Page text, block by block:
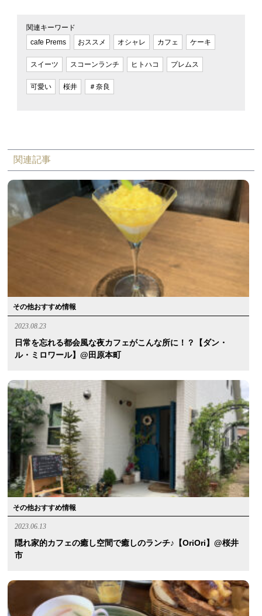
関連キーワード
cafe Prems
おススメ オシャレ カフェ ケーキ
スイーツ スコーンランチ ヒトハコ プレムス
可愛い 桜井 ＃奈良
関連記事
その他おすすめ情報
2023.08.23
日常を忘れる都会風な夜カフェがこんな所に！？【ダン・
ル・ミロワール】@田原本町
その他おすすめ情報
2023.06.13
隠れ家的カフェの癒し空間で癒しのランチ♪【OriOri】@桜井
市